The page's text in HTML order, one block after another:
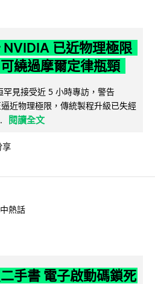
已近物理極限
繞過摩爾定律瓶頸
見接受近 5 小時專訪，警告
近物理極限，傳統製程升級已失經
閱讀全文
享
熱話
手書 電子啟動碼鎖死